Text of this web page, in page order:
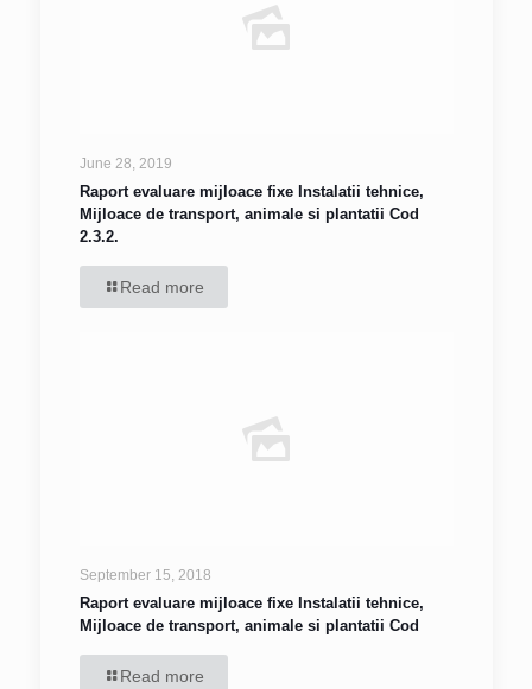
June 28, 2019
Raport evaluare mijloace fixe Instalatii tehnice,
Mijloace de transport, animale si plantatii Cod
2.3.2.
Read more
September 15, 2018
Raport evaluare mijloace fixe Instalatii tehnice,
Mijloace de transport, animale si plantatii Cod
Read more